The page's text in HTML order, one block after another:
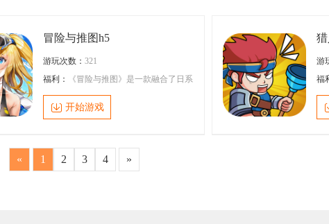
冒险与推图h5
游玩次数： 321
福利：
《冒险与推图》是一款融合了日系
世界冒险手游。玩家将扮演被猫耳美少女
唤醒的“拯救者”，肩负起对抗邪恶组织“基
开始游戏
游
福
« 1 2 3 4 »